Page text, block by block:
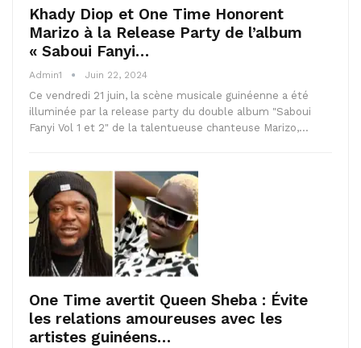
Khady Diop et One Time Honorent
Marizo à la Release Party de l’album
« Saboui Fanyi…
Admin1 Juin 22, 2024
Ce vendredi 21 juin, la scène musicale guinéenne a été
illuminée par la release party du double album "Saboui
Fanyi Vol 1 et 2" de la talentueuse chanteuse Marizo,…
One Time avertit Queen Sheba : Évite
les relations amoureuses avec les
artistes guinéens…